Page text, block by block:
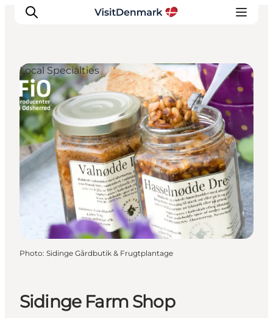
Inspirations
Destinations
Quoi faire
Hébergements
Planifiez votre voyage
Sidinge Farm Shop
Local Specialties
Photo: Sidinge Gårdbutik & Frugtplantage